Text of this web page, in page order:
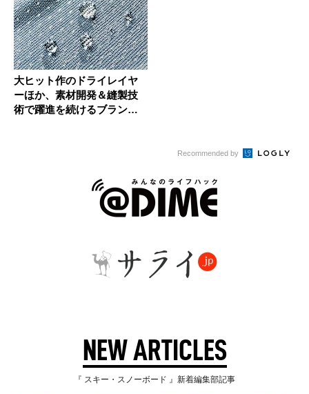
大ヒット作のドライレイヤ
ーほか、素材開発＆縫製技
術で躍進を続けるブランド
Recommended by
NEW ARTICLES
『 スキー・スノーボード 』新着編集部記事